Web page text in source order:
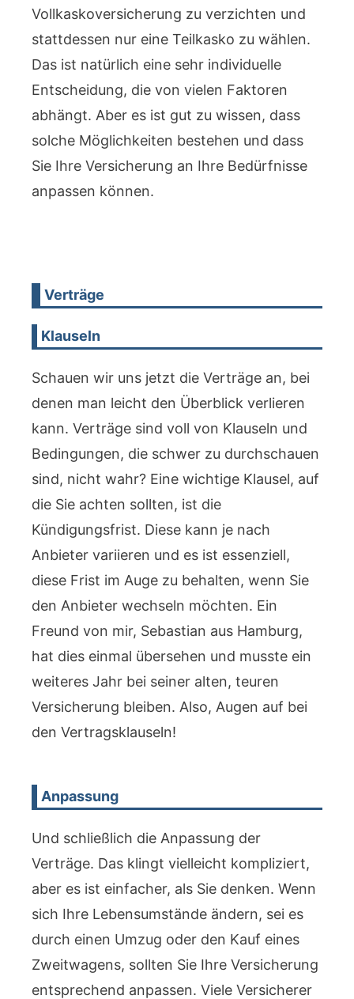
Vollkaskoversicherung zu verzichten und
stattdessen nur eine Teilkasko zu wählen.
Das ist natürlich eine sehr individuelle
Entscheidung, die von vielen Faktoren
abhängt. Aber es ist gut zu wissen, dass
solche Möglichkeiten bestehen und dass
Sie Ihre Versicherung an Ihre Bedürfnisse
anpassen können.
Verträge
Klauseln
Schauen wir uns jetzt die Verträge an, bei
denen man leicht den Überblick verlieren
kann. Verträge sind voll von Klauseln und
Bedingungen, die schwer zu durchschauen
sind, nicht wahr? Eine wichtige Klausel, auf
die Sie achten sollten, ist die
Kündigungsfrist. Diese kann je nach
Anbieter variieren und es ist essenziell,
diese Frist im Auge zu behalten, wenn Sie
den Anbieter wechseln möchten. Ein
Freund von mir, Sebastian aus Hamburg,
hat dies einmal übersehen und musste ein
weiteres Jahr bei seiner alten, teuren
Versicherung bleiben. Also, Augen auf bei
den Vertragsklauseln!
Anpassung
Und schließlich die Anpassung der
Verträge. Das klingt vielleicht kompliziert,
aber es ist einfacher, als Sie denken. Wenn
sich Ihre Lebensumstände ändern, sei es
durch einen Umzug oder den Kauf eines
Zweitwagens, sollten Sie Ihre Versicherung
entsprechend anpassen. Viele Versicherer